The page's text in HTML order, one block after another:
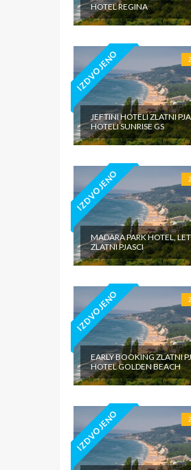
HOTEL REGINA
IZDVOJENO
JEFTINI HOTELI ZLATNI
HOTELI SUNRISE GS
IZDVOJENO
MADARA PARK HOTEL,
ZLATNI PJASCI
IZDVOJENO
EARLY BOOKING ZLATNI
HOTEL GOLDEN BEACH
IZDVOJENO